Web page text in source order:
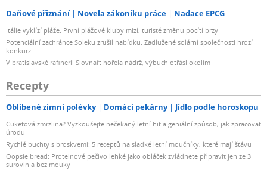
Daňové přiznání Novela zákoníku práce Nadace EPCG
Itálie vyklízí pláže. První plážové kluby mizí, turisté změnu pocítí brzy
Potenciální zachránce Soleku zrušil nabídku. Zadlužené solární společnosti hrozí
konkurz
V bratislavské rafinerii Slovnaft hořela nádrž, výbuch otřásl okolím
Recepty
Oblíbené zimní polévky Domácí pekárny Jídlo podle horoskopu
Cuketová zmrzlina? Vyzkoušejte nečekaný letní hit a geniální způsob, jak zpracovat
úrodu
Rychlé buchty s broskvemi: 5 receptů na sladké letní moučníky, které mají šťávu
Oopsie bread: Proteinové pečivo lehké jako obláček zvládnete připravit jen ze 3
surovin a bez mouky